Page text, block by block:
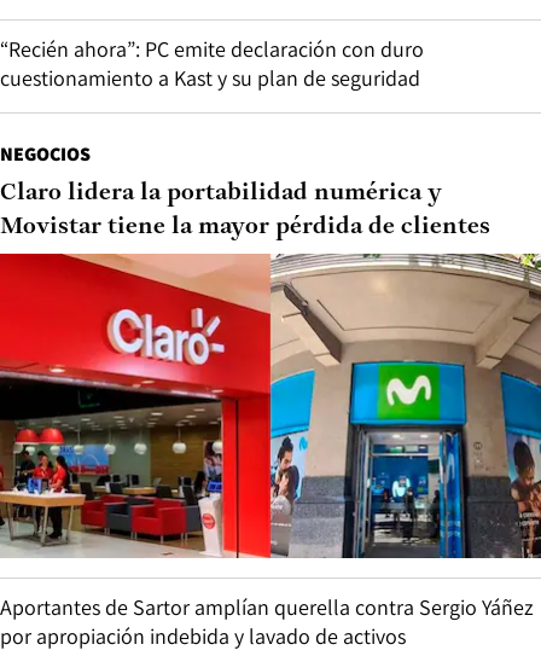
“Recién ahora”: PC emite declaración con duro
cuestionamiento a Kast y su plan de seguridad
NEGOCIOS
Claro lidera la portabilidad numérica y
Movistar tiene la mayor pérdida de clientes
Aportantes de Sartor amplían querella contra Sergio Yáñez
por apropiación indebida y lavado de activos